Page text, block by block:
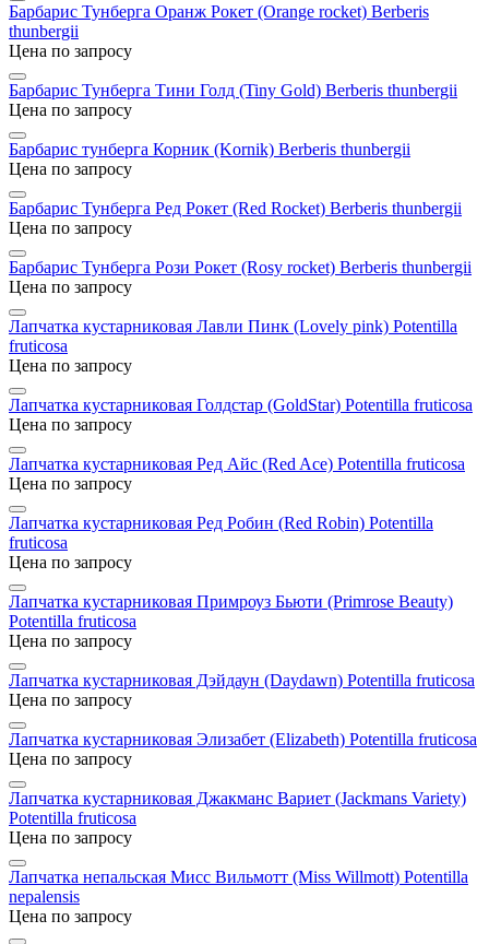
Барбарис Тунберга Оранж Рокет (Orange rocket) Berberis
thunbergii
Цена по запросу
Барбарис Тунберга Тини Голд (Tiny Gold) Berberis thunbergii
Цена по запросу
Барбарис тунберга Корник (Kornik) Berberis thunbergii
Цена по запросу
Барбарис Тунберга Ред Рокет (Red Rocket) Berberis thunbergii
Цена по запросу
Барбарис Тунберга Рози Рокет (Rosу rocket) Berberis thunbergii
Цена по запросу
Лапчатка кустарниковая Лавли Пинк (Lovely pink) Potentilla
fruticosa
Цена по запросу
Лапчатка кустарниковая Голдстар (GoldStar) Potentilla fruticosa
Цена по запросу
Лапчатка кустарниковая Ред Айс (Red Aсe) Potentilla fruticosa
Цена по запросу
Лапчатка кустарниковая Ред Робин (Red Robin) Potentilla
fruticosa
Цена по запросу
Лапчатка кустарниковая Примроуз Бьюти (Primrose Beauty)
Potentilla fruticosa
Цена по запросу
Лапчатка кустарниковая Дэйдаун (Daydawn) Potentilla fruticosa
Цена по запросу
Лапчатка кустарниковая Элизабет (Elizabeth) Potentilla fruticosa
Цена по запросу
Лапчатка кустарниковая Джакманс Вариет (Jackmans Variety)
Potentilla fruticosa
Цена по запросу
Лапчатка непальская Мисс Вильмотт (Miss Willmott) Potentilla
nepalensis
Цена по запросу